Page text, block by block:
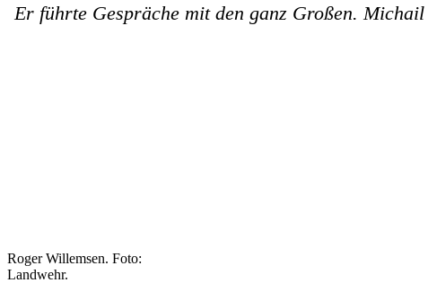
Er führte Gespräche mit den ganz Großen.
Roger Willemsen. Foto:
Landwehr.